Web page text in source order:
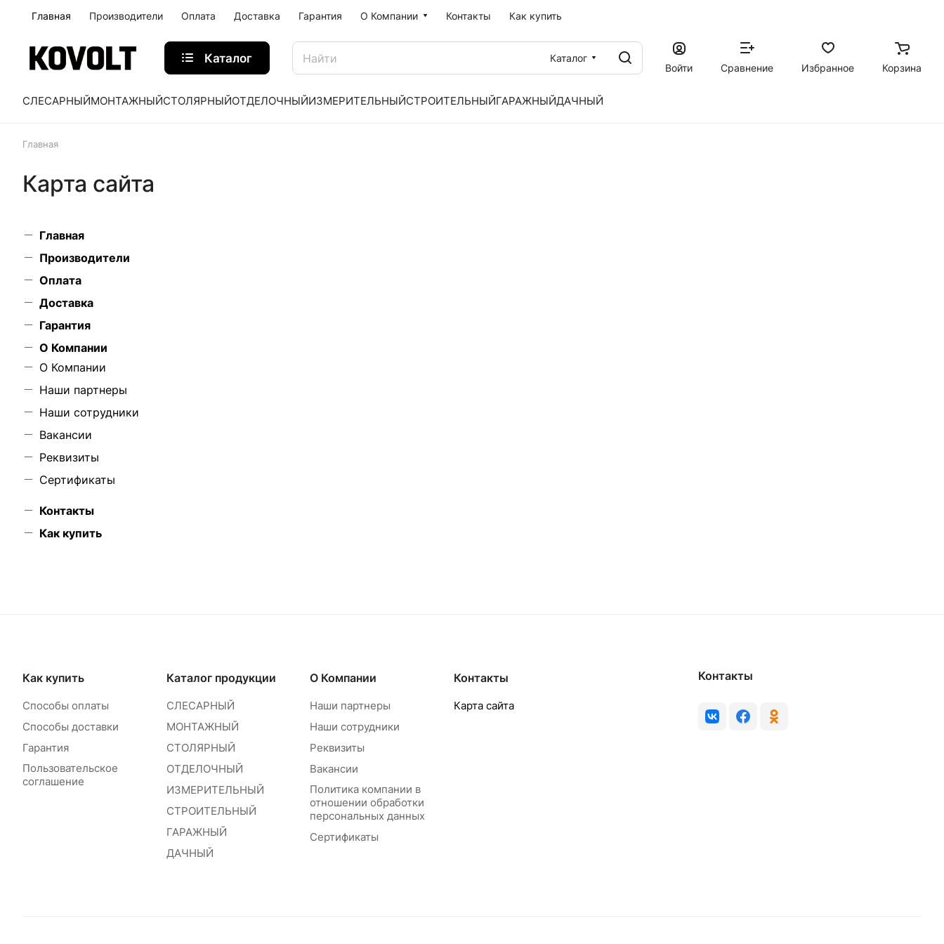
Главная Производители Оплата Доставка Гарантия О Компании Контакты Как купить
Каталог
Каталог
Войти
Сравнение Избранное Корзина
СЛЕСАРНЫЙМОНТАЖНЫЙСТОЛЯРНЫЙОТДЕЛОЧНЫЙИЗМЕРИТЕЛЬНЫЙСТРОИТЕЛЬНЫЙГАРАЖНЫЙДАЧНЫЙ
Главная
Карта сайта
Главная
Производители
Оплата
Доставка
Гарантия
О Компании
О Компании
Наши партнеры
Наши сотрудники
Вакансии
Реквизиты
Сертификаты
Контакты
Как купить
Как купить
Способы оплаты
Способы доставки
Гарантия
Пользовательское
соглашение
Каталог продукции
СЛЕСАРНЫЙ
МОНТАЖНЫЙ
СТОЛЯРНЫЙ
ОТДЕЛОЧНЫЙ
ИЗМЕРИТЕЛЬНЫЙ
СТРОИТЕЛЬНЫЙ
ГАРАЖНЫЙ
ДАЧНЫЙ
О Компании
Наши партнеры
Наши сотрудники
Реквизиты
Вакансии
Политика компании в
отношении обработки
персональных данных
Сертификаты
Контакты
Карта сайта
Контакты